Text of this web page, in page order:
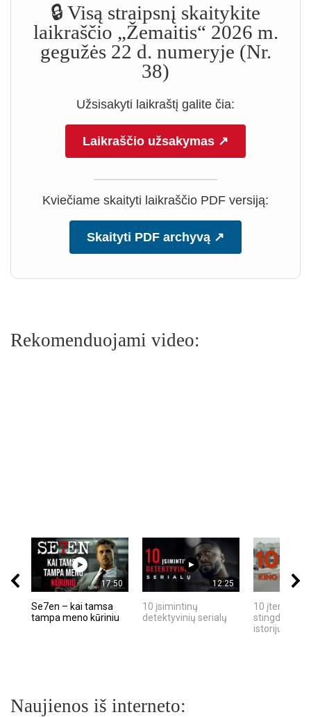
🔒 Visą straipsnį skaitykite
laikraščio „Žemaitis“ 2026 m.
gegužės 22 d. numeryje (Nr.
38)
Užsisakyti laikraštį galite čia:
Laikraščio užsakymas ↗
Kviečiame skaityti laikraščio PDF versiją:
Skaityti PDF archyvą ↗
Rekomenduojami video:
17:50
Se7en – kai tamsa
tampa meno kūriniu
12:25
10 įsimintinų
detektyvinių serialų
10 įtemptų,
stingdančių
istorijų
Naujienos iš interneto: